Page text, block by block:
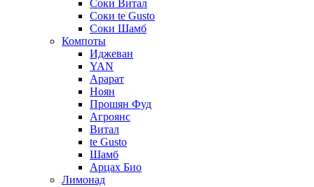
Соки Витал
Соки te Gusto
Соки Шамб
Компоты
Иджеван
YAN
Арарат
Ноян
Прошян Фуд
Агроянс
Витал
te Gusto
Шамб
Арцах Био
Лимонад